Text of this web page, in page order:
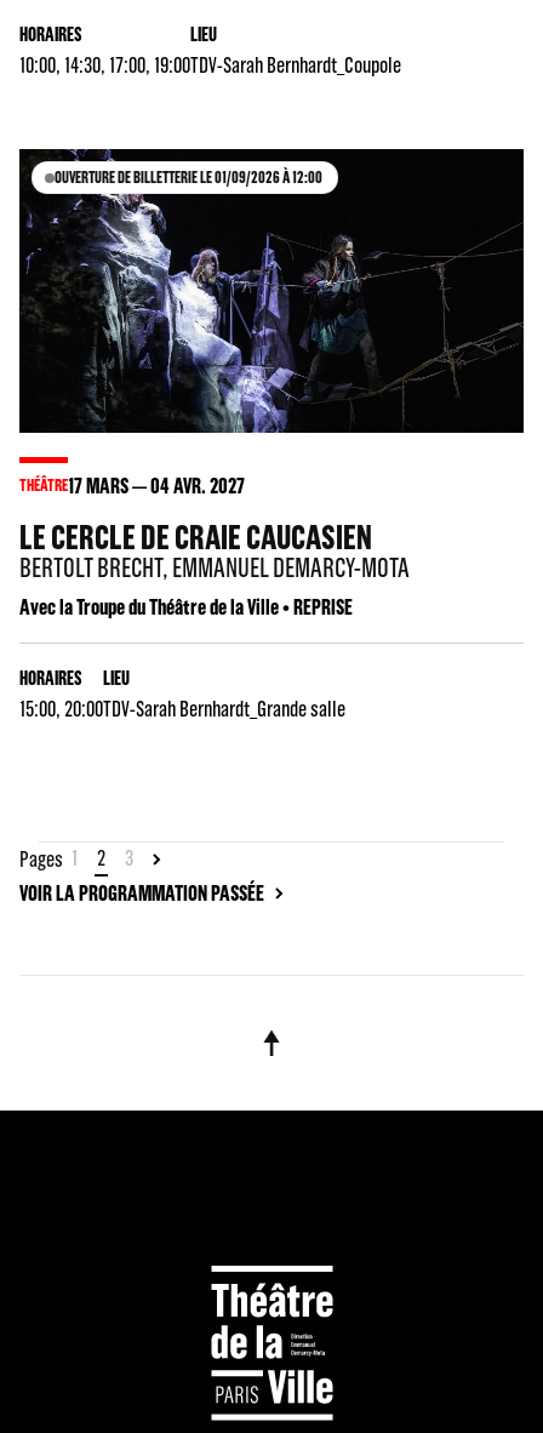
HORAIRES
10:00, 14:30, 17:00, 19:00
LIEU
TDV-Sarah Bernhardt_Coupole
OUVERTURE DE BILLETTERIE LE 01/09/2026 À 12:00
THÉÂTRE17MARS 04AVR. 2027
LE CERCLE DE CRAIE CAUCASIEN
BERTOLT BRECHT, EMMANUEL DEMARCY-MOTA
Avec la Troupe du Théâtre de la Ville • REPRISE
HORAIRES
15:00, 20:00
LIEU
TDV-Sarah Bernhardt_Grande salle
Pages 1 2
3
VOIR LA PROGRAMMATION PASSÉE